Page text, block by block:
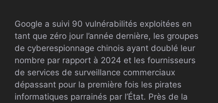
Google a suivi 90 vulnérabilités exploitées en
tant que zéro jour l’année dernière, les groupes
de cyberespionnage chinois ayant doublé leur
nombre par rapport à 2024 et les fournisseurs
de services de surveillance commerciaux
dépassant pour la première fois les pirates
informatiques parrainés par l’État. Près de la